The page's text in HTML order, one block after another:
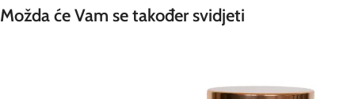
Možda će Vam se također svidjeti